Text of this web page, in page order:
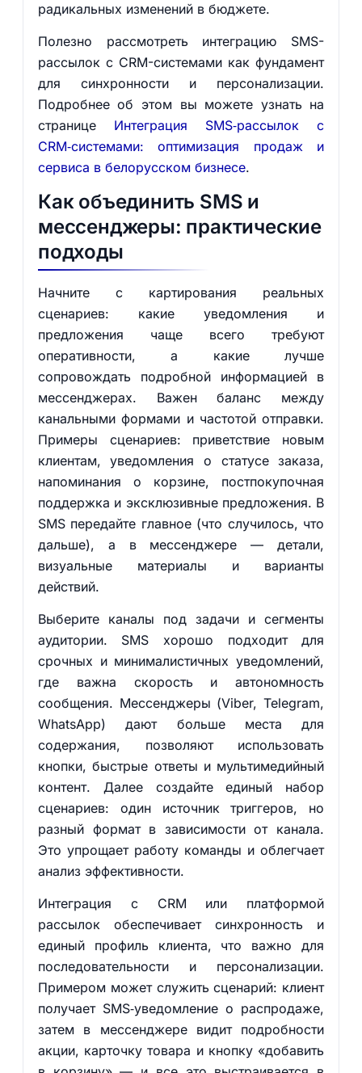
радикальных изменений в бюджете.
Полезно рассмотреть интеграцию SMS-
рассылок с CRM-системами как фундамент
для синхронности и персонализации.
Подробнее об этом вы можете узнать на
странице Интеграция SMS‑рассылок с
CRM‑системами: оптимизация продаж и
сервиса в белорусском бизнесе.
Как объединить SMS и
мессенджеры: практические
подходы
Начните с картирования реальных
сценариев: какие уведомления и
предложения чаще всего требуют
оперативности, а какие лучше
сопровождать подробной информацией в
мессенджерах. Важен баланс между
канальными формами и частотой отправки.
Примеры сценариев: приветствие новым
клиентам, уведомления о статусе заказа,
напоминания о корзине, постпокупочная
поддержка и эксклюзивные предложения. В
SMS передайте главное (что случилось, что
дальше), а в мессенджере — детали,
визуальные материалы и варианты
действий.
Выберите каналы под задачи и сегменты
аудитории. SMS хорошо подходит для
срочных и минималистичных уведомлений,
где важна скорость и автономность
сообщения. Мессенджеры (Viber, Telegram,
WhatsApp) дают больше места для
содержания, позволяют использовать
кнопки, быстрые ответы и мультимедийный
контент. Далее создайте единый набор
сценариев: один источник триггеров, но
разный формат в зависимости от канала.
Это упрощает работу команды и облегчает
анализ эффективности.
Интеграция с CRM или платформой
рассылок обеспечивает синхронность и
единый профиль клиента, что важно для
последовательности и персонализации.
Примером может служить сценарий: клиент
получает SMS‑уведомление о распродаже,
затем в мессенджере видит подробности
акции, карточку товара и кнопку «добавить